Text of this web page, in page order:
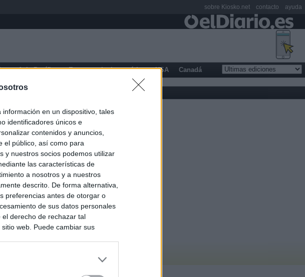
en un dispositivo, tales
identificadores únicos e
contenidos y anuncios,
el público, así como para
y nuestros socios podemos utilizar
las características de
a nosotros y a nuestros
descrito. De forma alternativa,
preferencias antes de otorgar o
de sus datos personales
derecho de rechazar tal
web. Puede cambiar sus
Asia-Pacífico Europa Latinoamérica USA Canadá
sobre Kiosko.net contacto ayuda